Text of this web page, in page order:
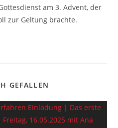
am 3. Advent, der
zur Geltung brachte.
GEFALLEN